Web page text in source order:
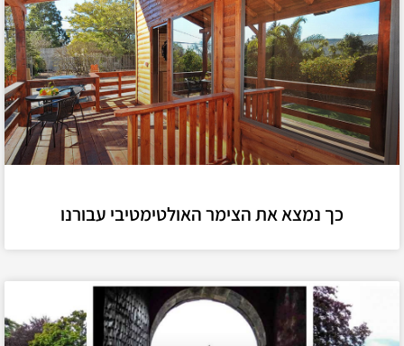
כך נמצא את הצימר האולטימטיבי עבורנו